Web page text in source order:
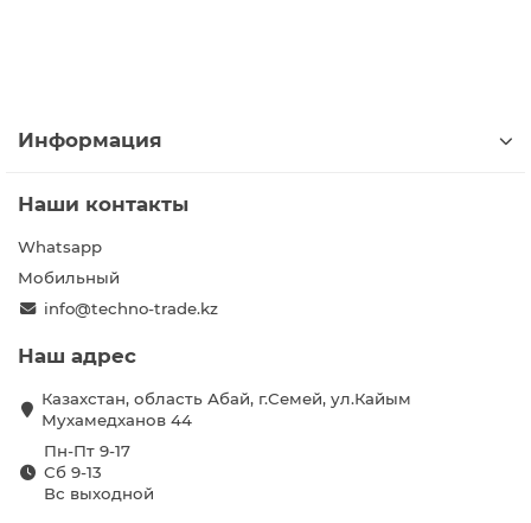
Информация
Наши контакты
Whatsapp
Мобильный
info@techno-trade.kz
Наш адрес
Казахстан, область Абай, г.Семей, ул.Кайым
Мухамедханов 44
Пн-Пт 9-17
Сб 9-13
Вс выходной